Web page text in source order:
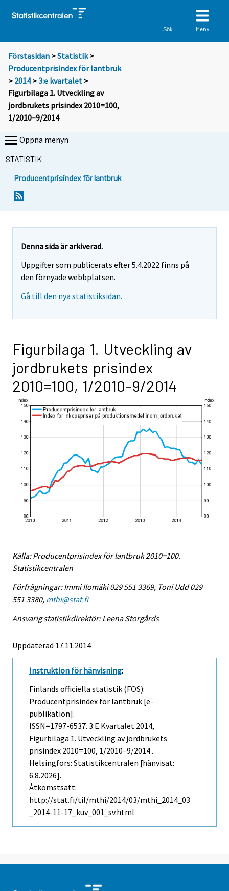
Sök Meny
Förstasidan >Statistik >
Producentprisindex för lantbruk
> 2014>3:e kvartalet >
Figurbilaga 1. Utveckling av
jordbrukets prisindex 2010=100,
1/2010–9/2014
Öppna menyn
STATISTIK
Producentprisindex för lantbruk
Denna sida är arkiverad.
Uppgifter som publicerats efter 5.4.2022 finns på
den förnyade webbplatsen.
Gå till den nya statistiksidan.
Figurbilaga 1. Utveckling av
jordbrukets prisindex
2010=100, 1/2010–9/2014
Källa: Producentprisindex för lantbruk 2010=100.
Statistikcentralen
Förfrågningar: Immi Ilomäki 029 551 3369, Toni Udd 029
551 3380, mthi@stat.fi
Ansvarig statistikdirektör: Leena Storgårds
Uppdaterad 17.11.2014
Instruktion för hänvisning:
Finlands officiella statistik (FOS):
Producentprisindex för lantbruk [e-
publikation].
ISSN=1797-6537. 3:e Kvartalet 2014,
Figurbilaga 1. Utveckling av jordbrukets
prisindex 2010=100, 1/2010–9/2014 .
Helsingfors: Statistikcentralen [hänvisat:
6.8.2026].
Åtkomstsätt:
http://stat.fi/til/mthi/2014/03/mthi_2014_03
_2014-11-17_kuv_001_sv.html